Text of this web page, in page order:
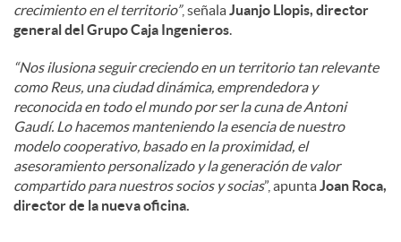
crecimiento en el territorio”, señalaJuanjo Llopis, director
general del Grupo Caja Ingenieros.
“Nos ilusiona seguir creciendo en un territorio tan relevante
como Reus, una ciudad dinámica, emprendedora y
reconocida en todo el mundo por ser la cuna de Antoni
Gaudí. Lo hacemos manteniendo la esencia de nuestro
modelo cooperativo, basado en la proximidad, el
asesoramiento personalizado y la generación de valor
compartido para nuestros socios y socias”, apuntaJoan Roca,
director de la nueva oficina.